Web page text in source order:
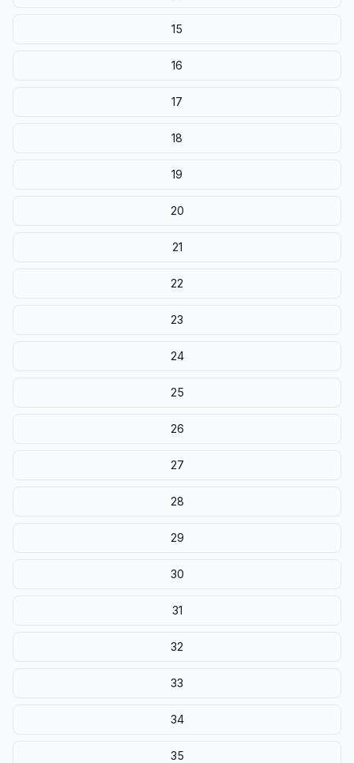
15
16
17
18
19
20
21
22
23
24
25
26
27
28
29
30
31
32
33
34
35